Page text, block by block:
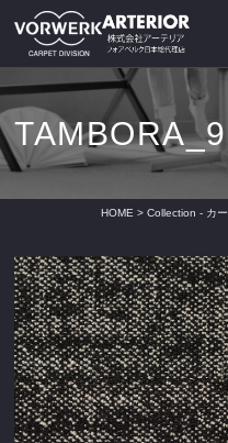
HOME > Collection - カ